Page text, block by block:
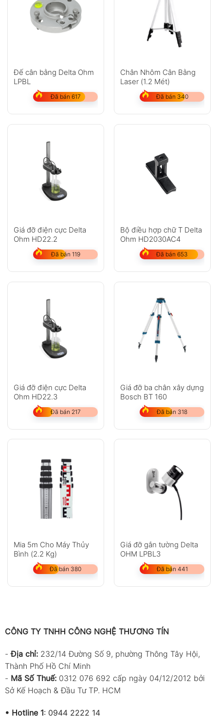
Đế cân bằng Delta Ohm
LPBL
Đã bán 617
Chân Nhôm Cân Bằng
Laser (1.2 Mét)
Đã bán 340
Giá đỡ điện cực Delta
Ohm HD22.2
Đã bán 119
Bộ điều hợp chữ T Delta
Ohm HD2030AC4
Đã bán 653
Giá đỡ điện cực Delta
Ohm HD22.3
Đã bán 217
Giá đỡ ba chân xây dựng
Bosch BT 160
Đã bán 318
Mia 5m Cho Máy Thủy
Bình (2.2 Kg)
Đã bán 380
Giá đỡ gắn tường Delta
OHM LPBL3
Đã bán 441
CÔNG TY TNHH CÔNG NGHỆ THƯƠNG TÍN
-Địa chỉ: 232/14 Đường Số 9, phường Thông Tây Hội,
Thành Phố Hồ Chí Minh
- Mã Số Thuế: 0312 076 692 cấp ngày 04/12/2012 bởi
Sở Kế Hoạch & Đầu Tư TP. HCM
• Hotline 1: 0944 2222 14